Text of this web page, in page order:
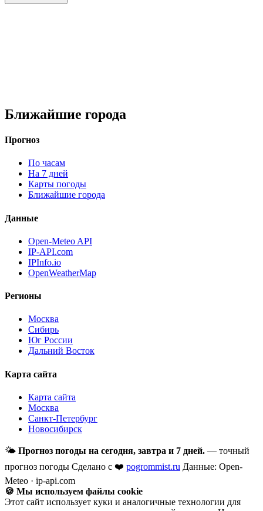
Ближайшие города
Прогноз
По часам
На 7 дней
Карты погоды
Ближайшие города
Данные
Open-Meteo API
IP-API.com
IPInfo.io
OpenWeatherMap
Регионы
Москва
Сибирь
Юг России
Дальний Восток
Карта сайта
Карта сайта
Москва
Санкт-Петербург
Новосибирск
🌤 Прогноз погоды на сегодня, завтра и 7 дней. — точный
прогноз погоды Сделано с ❤️ pogrommist.ru Данные: Open-
Meteo · ip-api.com
🍪 Мы используем файлы cookie
Этот сайт использует куки и аналогичные технологии для